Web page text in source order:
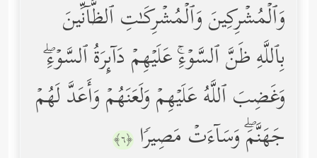
وَٱلۡمُشۡرِكِینَ وَٱلۡمُشۡرِكَـٰتِ ٱلظَّاۤنِّینَ
بِٱللَّهِ ظَنَّ ٱلسَّوۡءِۚ عَلَیۡهِمۡ دَاۤىِٕرَةُ ٱلسَّوۡءِۖ
وَغَضِبَ ٱللَّهُ عَلَیۡهِمۡ وَلَعَنَهُمۡ وَأَعَدَّ لَهُمۡ
جَهَنَّمَۖ وَسَاۤءَتۡ مَصِیرࣰا ﴿٦﴾